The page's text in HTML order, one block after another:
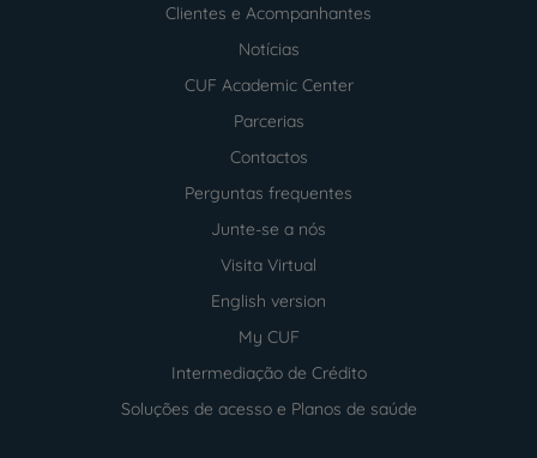
Clientes e Acompanhantes
Notícias
CUF Academic Center
Parcerias
Contactos
Perguntas frequentes
Junte-se a nós
Visita Virtual
English version
My CUF
Intermediação de Crédito
Soluções de acesso e Planos de saúde